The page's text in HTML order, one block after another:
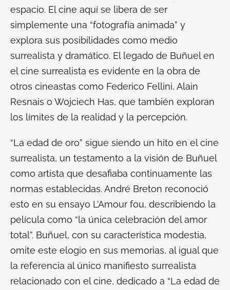
espacio. El cine aquí se libera de ser
simplemente una “fotografía animada” y
explora sus posibilidades como medio
surrealista y dramático. El legado de Buñuel en
el cine surrealista es evidente en la obra de
otros cineastas como Federico Fellini, Alain
Resnais o Wojciech Has, que también exploran
los límites de la realidad y la percepción.
“La edad de oro” sigue siendo un hito en el cine
surrealista, un testamento a la visión de Buñuel
como artista que desafiaba continuamente las
normas establecidas. André Breton reconoció
esto en su ensayo L’Amour fou, describiendo la
película como “la única celebración del amor
total”. Buñuel, con su característica modestia,
omite este elogio en sus memorias, al igual que
la referencia al único manifiesto surrealista
relacionado con el cine, dedicado a “La edad de